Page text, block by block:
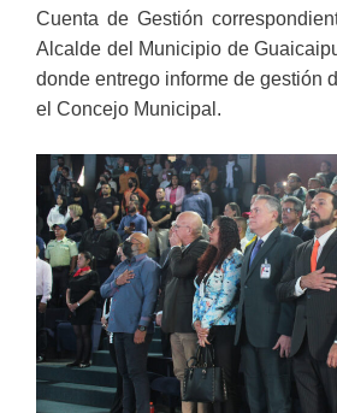
Cuenta de Gestión
Alcalde del Municipio de
donde entrego informe de gestión
el Concejo Municipal.